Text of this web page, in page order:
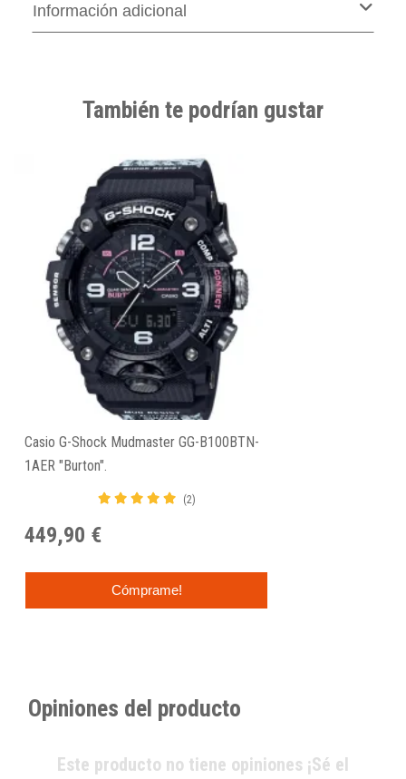
Información adicional
También te podrían gustar
Casio G-Shock Mudmaster GG-B100BTN-
1AER "Burton".
(2)
449,90 €
Cómprame!
Opiniones del producto
Este producto no tiene opiniones ¡Sé el